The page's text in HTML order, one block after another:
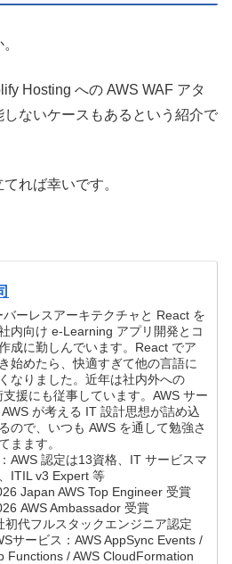
Hosting への AWS WAF アタ
ないケースもあるという紹介で
れば幸いです。
バーレスアーキテクチャと React を
内向け e-Learning アプリ開発とコ
成に勤しんでいます。React でア
始めたら、快適すぎて他の言語に
なりました。近年は社内外への
支援にも従事しています。AWS サー
が考える IT 設計思想が詰め込
ので、いつも AWS を通して勉強さ
まます。
AWS 認定は13資格、IT サービスマ
ITIL v3 Expert 等
Japan AWS Top Engineer 受賞
AWS Ambassador 受賞
初代フルスタックエンジニア認定
サービス：AWS AppSync Events /
Functions / AWS CloudFormation